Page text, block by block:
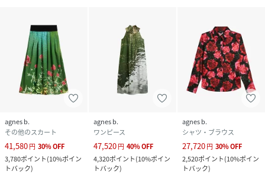
agnes b.
その他のスカート
41,580円 30%OFF
3,780ポイント(10%ポイン
トバック)
agnes b.
ワンピース
47,520円 40%OFF
4,320ポイント(10%ポイン
トバック)
agnes b.
シャツ・ブラウス
27,720円 30%OFF
2,520ポイント(10%ポイン
トバック)